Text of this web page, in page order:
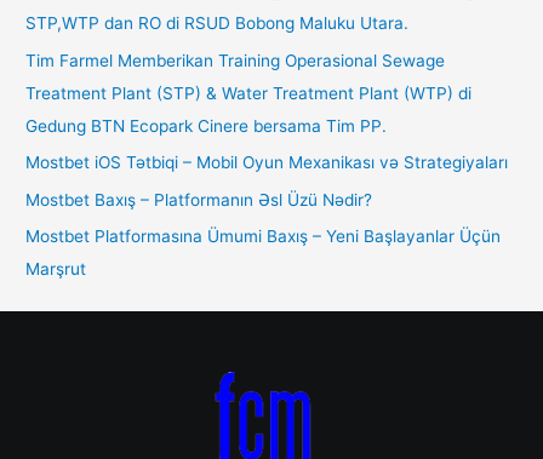
STP,WTP dan RO di RSUD Bobong Maluku Utara.
Tim Farmel Memberikan Training Operasional Sewage
Treatment Plant (STP) & Water Treatment Plant (WTP) di
Gedung BTN Ecopark Cinere bersama Tim PP.
Mostbet iOS Tətbiqi – Mobil Oyun Mexanikası və Strategiyaları
Mostbet Baxış – Platformanın Əsl Üzü Nədir?
Mostbet Platformasına Ümumi Baxış – Yeni Başlayanlar Üçün
Marşrut